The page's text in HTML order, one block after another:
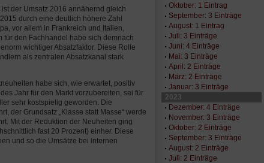
Oktober: 1 Eintrag
September: 3 Einträge
August: 1 Eintrag
Juli: 3 Einträge
Juni: 4 Einträge
Mai: 3 Einträge
April: 2 Einträge
März: 2 Einträge
Januar: 3 Einträge
2023
Dezember: 4 Einträge
November: 3 Einträge
Oktober: 2 Einträge
September: 3 Einträge
August: 2 Einträge
Juli: 2 Einträge
der Umsatz 2016 annähernd gleich
durch eine deutlich höhere Zahl
vor allem in Frankreich und Italien,
für den Fachhandel habe sich demnach
wichtiger Absatzfaktor. Diese Rolle
als zentralen Absatzkanal stark
habe sich, wie erwartet, positiv
Jahr für den Markt vorzubereiten, sei für
sehr kostspielig geworden. Die
der Grundsatz „Klasse statt Masse“ werde
Mit der Reduktion der Neuheiten ging
fast 20 Prozent) einher. Diese
und so die Umsätze bei internen